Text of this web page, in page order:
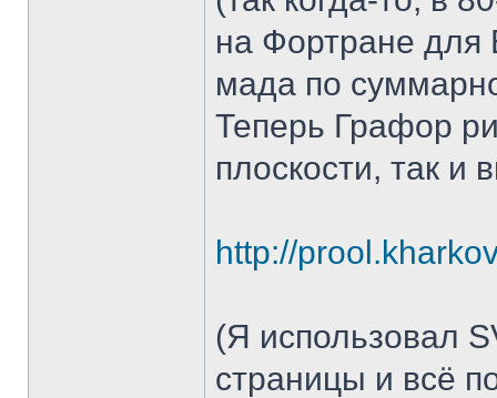
на Фортране
мада по
Теперь Графор
плоскости, так и
http://
(Я использовал
страницы и всё